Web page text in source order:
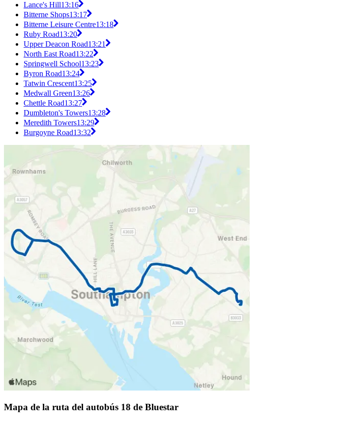
Lance's Hill13:16
Bitterne Shops13:17
Bitterne Leisure Centre13:18
Ruby Road13:20
Upper Deacon Road13:21
North East Road13:22
Springwell School13:23
Byron Road13:24
Tatwin Crescent13:25
Medwall Green13:26
Chettle Road13:27
Dumbleton's Towers13:28
Meredith Towers13:29
Burgoyne Road13:32
Mapa de la ruta del autobús 18 de Bluestar